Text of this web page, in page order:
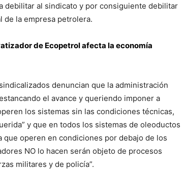
debilitar al sindicato y por consiguiente debilitar
de la empresa petrolera.
de Ecopetrol afecta la economía
denuncian que la administración
el avance y queriendo imponer a
los sistemas sin las condiciones técnicas,
y que en todos los sistemas de oleoductos
que operen en condiciones por debajo de los
NO lo hacen serán objeto de procesos
militares y de policía”.